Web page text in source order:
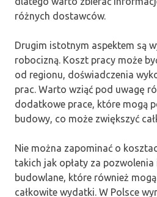
różnych dostawców.
Drugim istotnym aspektem są
robocizną. Koszt pracy może
od regionu, doświadczenia
prac. Warto wziąć pod uwagę
dodatkowe prace, które mogą
budowy, co może zwiększyć
Nie można zapominać o
takich jak opłaty za pozwolenia
budowlane, które również mogą
całkowite wydatki. W Polsce